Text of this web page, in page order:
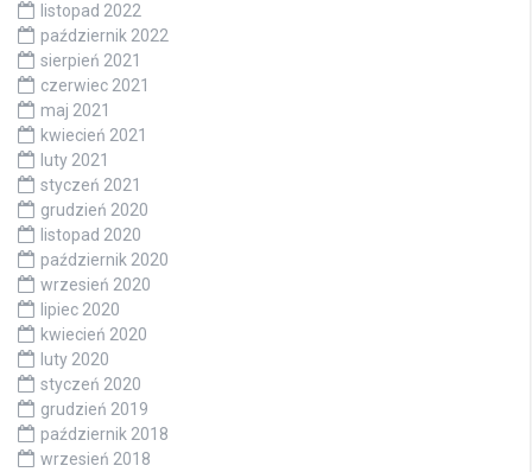
listopad 2022
październik 2022
sierpień 2021
czerwiec 2021
maj 2021
kwiecień 2021
luty 2021
styczeń 2021
grudzień 2020
listopad 2020
październik 2020
wrzesień 2020
lipiec 2020
kwiecień 2020
luty 2020
styczeń 2020
grudzień 2019
październik 2018
wrzesień 2018